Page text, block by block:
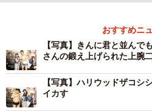
おすすめニ
【写真】きんに君と並んで
さんの鍛え上げられた上腕
【写真】ハリウッドザコシ
イカす